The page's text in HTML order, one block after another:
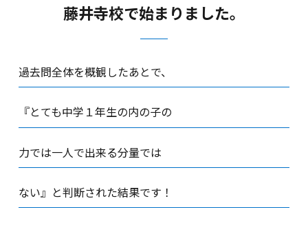
藤井寺校で始まりました。
過去問全体を概観したあとで、
『とても中学１年生の内の子の
力では一人で出来る分量では
ない』と判断された結果です！